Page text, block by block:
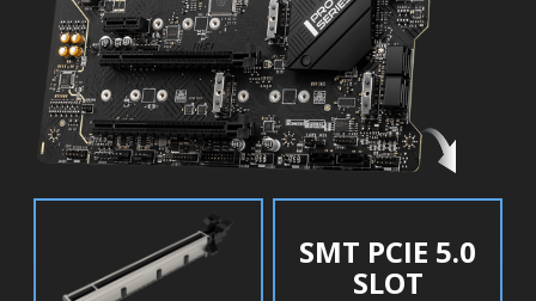
SMT PCIE 5.0
SLOT